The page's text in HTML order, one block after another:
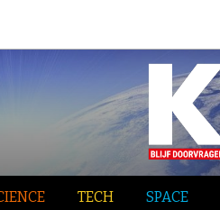
TECH SPACE